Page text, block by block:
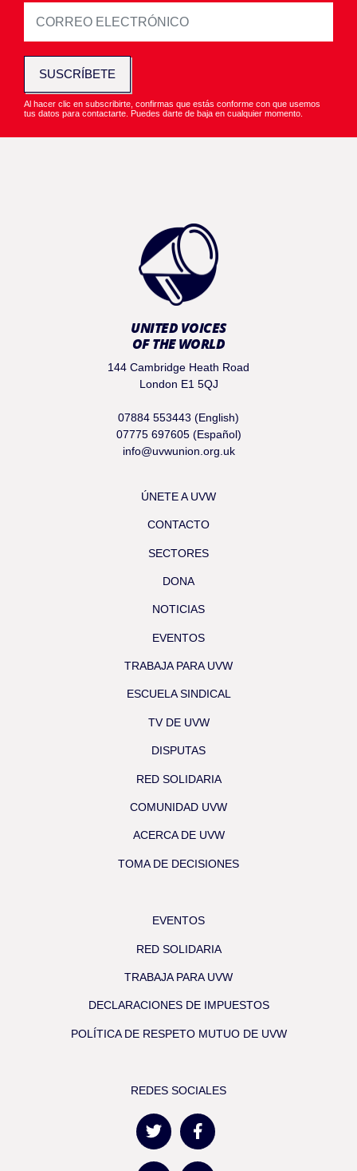
SUSCRÍBETE
Al hacer clic en subscribirte, confirmas que estás conforme con que usemos
tus datos para contactarte. Puedes darte de baja en cualquier momento.
UNITED VOICES
OF THE WORLD
144 Cambridge Heath Road
London E1 5QJ
07884 553443 (English)
07775 697605 (Español)
info@uvwunion.org.uk
ÚNETE A UVW
CONTACTO
SECTORES
DONA
NOTICIAS
EVENTOS
TRABAJA PARA UVW
ESCUELA SINDICAL
TV DE UVW
DISPUTAS
RED SOLIDARIA
COMUNIDAD UVW
ACERCA DE UVW
TOMA DE DECISIONES
EVENTOS
RED SOLIDARIA
TRABAJA PARA UVW
DECLARACIONES DE IMPUESTOS
POLÍTICA DE RESPETO MUTUO DE UVW
REDES SOCIALES